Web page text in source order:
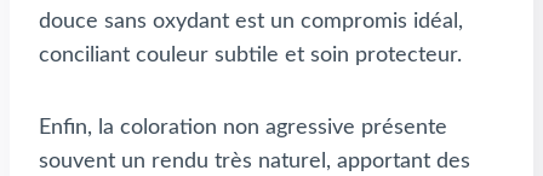
douce sans oxydant est un compromis idéal,
conciliant couleur subtile et soin protecteur.
Enfin, la coloration non agressive présente
souvent un rendu très naturel, apportant des